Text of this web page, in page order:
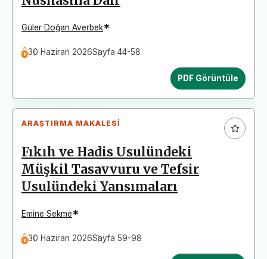
Güler Doğan Averbek*
30 Haziran 2026Sayfa 44-58
PDF Görüntüle
ARAŞTIRMA MAKALESI
Fıkıh ve Hadis Usulündeki
Müşkil Tasavvuru ve Tefsir
Usulündeki Yansımaları
Emine Sekme*
30 Haziran 2026Sayfa 59-98